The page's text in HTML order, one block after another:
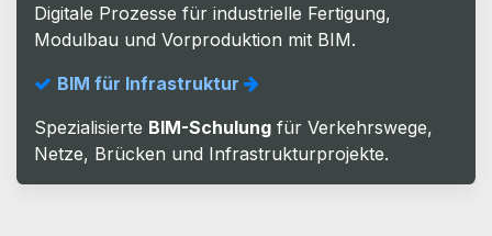
Digitale Prozesse für industrielle Fertigung,
Modulbau und Vorproduktion mit BIM.
BIM für Infrastruktur
Spezialisierte BIM-Schulung für Verkehrswege,
Netze, Brücken und Infrastrukturprojekte.